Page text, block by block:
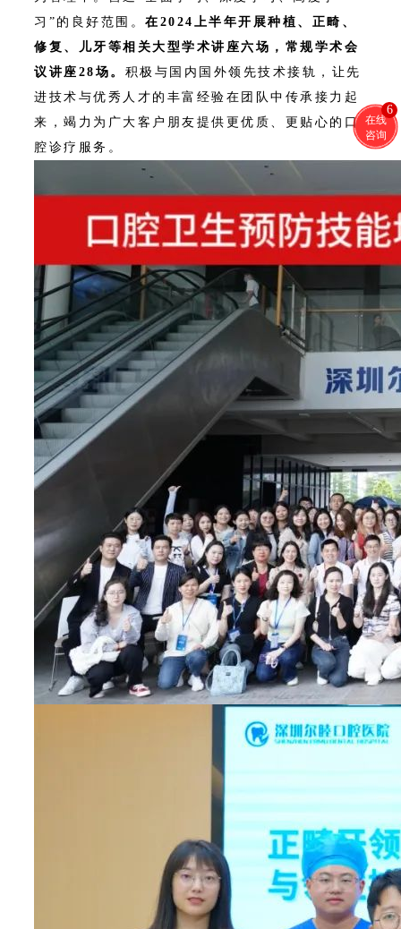
在线
咨询
6
习”的良好范围。 在2024上半年开展种植、正畸、
修复、儿牙等相关大型学术讲座六场，常规学术会
议讲座28场。 积极与国内国外领先技术接轨，让先
进技术与优秀人才的丰富经验在团队中传承接力起
来，竭力为广大客户朋友提供更优质、更贴心的口
腔诊疗服务。